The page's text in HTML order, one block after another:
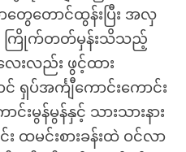
တွေတောင်ထွန်းပြီး အလှ
ကြိုက်တတ်မှန်းသိသည့်
းလည်း ဖွင့်ထား
ပ်အင်္ကျီကောင်းကောင်း
းမွန်မွန်နှင့် သားသားနား
ထမင်းစားခန်းထဲ ဝင်လာ